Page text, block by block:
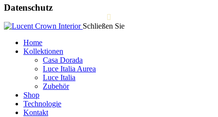
Italiano
Datenschutz
Schließen Sie
Home
Kollektionen
Casa Dorada
Luce Italia Aurea
Luce Italia
Zubehör
Shop
Technologie
Kontakt